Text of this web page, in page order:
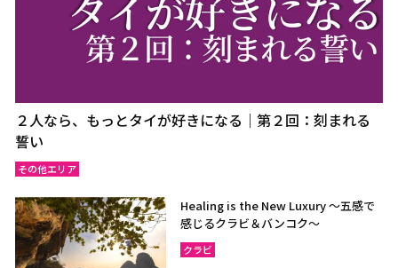
２人なら、もっとタイが好きになる｜第２回：刻まれる
誓い
その他エリア
Healing is the New Luxury ～五感で
感じるクラビ＆バンコク～
クラビ